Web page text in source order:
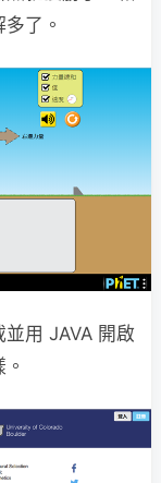
了。
用 JAVA 開啟